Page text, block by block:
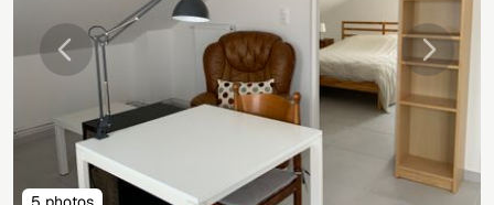
Précédente